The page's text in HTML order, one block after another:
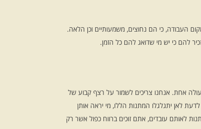
העבודה, כי הם נחוצים, משמעותיים וכן הלאה.
להם כי יש מי שדואג להם כל הזמן.
אחת. אנחנו צריכים לשמור על רצף קבוע של
לאן יתגלגלו המתנות הללו, מי יראה אותן
לאותם עובדים, אתם זוכים ברווח כפול אשר רק